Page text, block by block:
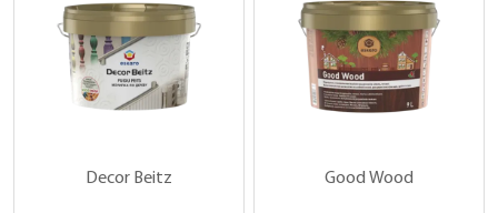
Decor Beitz Good Wood